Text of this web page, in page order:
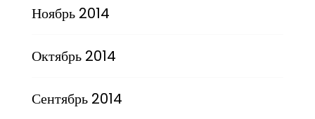
Ноябрь 2014
Октябрь 2014
Сентябрь 2014